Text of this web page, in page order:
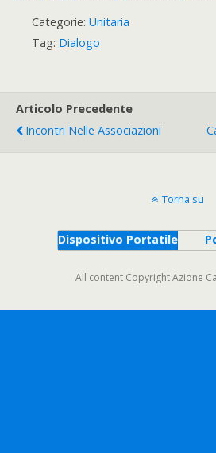
Categorie: Unitaria
Tag: Dialogo
Articolo Precedente
Incontri Nelle Associazioni
Torna su
Dispositivo Portatile
All content Copyright Azione